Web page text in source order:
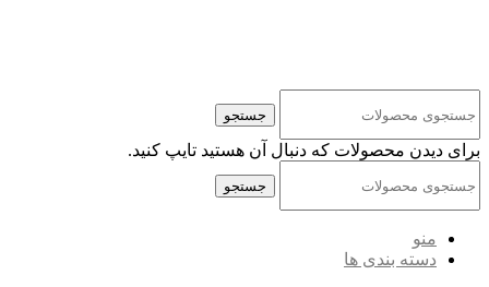
جستجو
برای دیدن محصولات که دنبال آن هستید تایپ کنید.
جستجو
منو
دسته بندی ها